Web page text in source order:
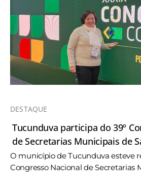
DESTAQUE
Tucunduva participa do 39º
de Secretarias Municipais de
O município de Tucunduva esteve
Congresso Nacional de Secretarias